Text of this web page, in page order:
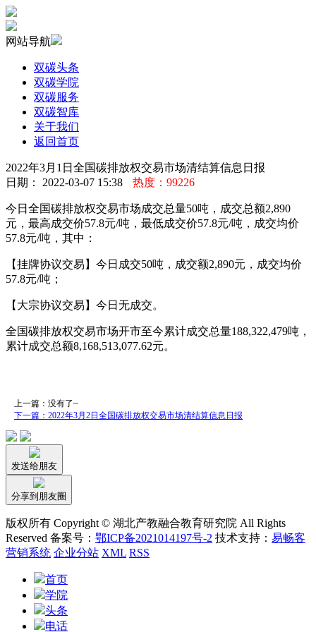
网站导航
双碳头条
双碳学院
双碳服务
双碳智库
关于我们
返回首页
2022年3月1日全国碳排放权交易市场清结算信息日报
日期： 2022-03-07 15:38
热度：99226
今日全国碳排放权交易市场成交总量50吨，成交总额2,890
元，最高成交价57.8元/吨，最低成交价57.8元/吨，成交均价
57.8元/吨，其中：
【挂牌协议交易】今日成交50吨，成交额2,890元，成交均价
57.8元/吨；
【大宗协议交易】今日无成交。
全国碳排放权交易市场开市至今累计成交总量188,322,479吨，
累计成交总额8,168,513,077.62元。
上一篇：没有了~
下一篇：2022年3月2日全国碳排放权交易市场清结算信息日报
发送给朋友
分享到朋友圈
版权所有 Copyright © 湖北产教融合教育研究院 All Rights
Reserved 备案号： 鄂ICP备2021014197号-2 技术支持： 易畅客
营销系统 企业分站 XML RSS
首页
学院
头条
电话